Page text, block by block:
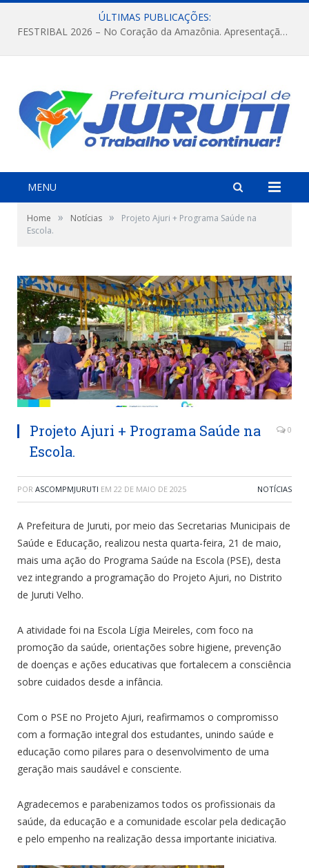
ÚLTIMAS PUBLICAÇÕES:
FESTRIBAL 2026 – No Coração da Amazônia. Apresentação da Munduruku.
MENU
Home » Notícias »
Projeto Ajuri + Programa Saúde na
Escola.
Projeto Ajuri + Programa Saúde na
Escola.
0
POR ASCOMPMJURUTI EM 22 DE MAIO DE 2025 NOTÍCIAS
A Prefeitura de Juruti, por meio das Secretarias Municipais de
Saúde e Educação, realizou nesta quarta-feira, 21 de maio,
mais uma ação do Programa Saúde na Escola (PSE), desta
vez integrando a programação do Projeto Ajuri, no Distrito
de Juruti Velho.
A atividade foi na Escola Lígia Meireles, com foco na
promoção da saúde, orientações sobre higiene, prevenção
de doenças e ações educativas que fortalecem a consciência
sobre cuidados desde a infância.
Com o PSE no Projeto Ajuri, reafirmamos o compromisso
com a formação integral dos estudantes, unindo saúde e
educação como pilares para o desenvolvimento de uma
geração mais saudável e consciente.
Agradecemos e parabenizamos todos os profissionais da
saúde, da educação e a comunidade escolar pela dedicação
e pelo empenho na realização dessa importante iniciativa.